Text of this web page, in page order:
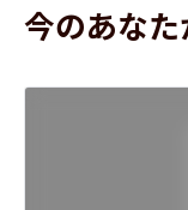
今のあな